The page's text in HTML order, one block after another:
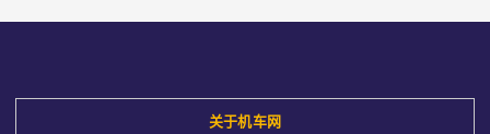
关于机车网